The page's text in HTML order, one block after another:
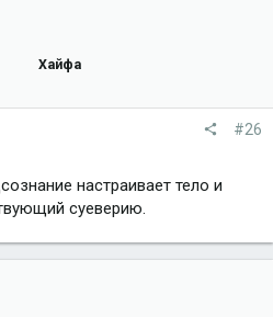
Хайфа
#26
настраивает тело и
суеверию.